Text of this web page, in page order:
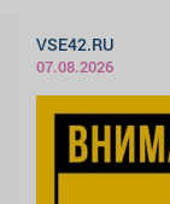
VSE42.RU
07.08.2026